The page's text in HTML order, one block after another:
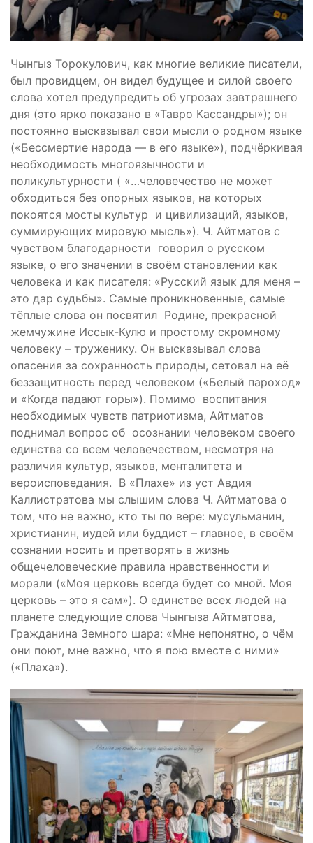
Чынгыз Торокулович, как многие великие писатели,
был провидцем, он видел будущее и силой своего
слова хотел предупредить об угрозах завтрашнего
дня (это ярко показано в «Тавро Кассандры»); он
постоянно высказывал свои мысли о родном языке
(«Бессмертие народа — в его языке»), подчёркивая
необходимость многоязычности и
поликультурности ( «…человечество не может
обходиться без опорных языков, на которых
покоятся мосты культур и цивилизаций, языков,
суммирующих мировую мысль»). Ч. Айтматов с
чувством благодарности говорил о русском
языке, о его значении в своём становлении как
человека и как писателя: «Русский язык для меня –
это дар судьбы». Самые проникновенные, самые
тёплые слова он посвятил Родине, прекрасной
жемчужине Иссык-Кулю и простому скромному
человеку – труженику. Он высказывал слова
опасения за сохранность природы, сетовал на её
беззащитность перед человеком («Белый пароход»
и «Когда падают горы»). Помимо воспитания
необходимых чувств патриотизма, Айтматов
поднимал вопрос об осознании человеком своего
единства со всем человечеством, несмотря на
различия культур, языков, менталитета и
вероисповедания. В «Плахе» из уст Авдия
Каллистратова мы слышим слова Ч. Айтматова о
том, что не важно, кто ты по вере: мусульманин,
христианин, иудей или буддист – главное, в своём
сознании носить и претворять в жизнь
общечеловеческие правила нравственности и
морали («Моя церковь всегда будет со мной. Моя
церковь – это я сам»). О единстве всех людей на
планете следующие слова Чынгыза Айтматова,
Гражданина Земного шара: «Мне непонятно, о чём
они поют, мне важно, что я пою вместе с ними»
(«Плаха»).